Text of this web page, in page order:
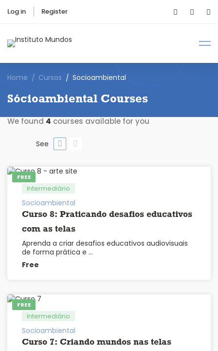
Log in Register
Home Cursos Socioambiental
Sócioambiental Courses
We found 4 courses available for you
See
FREE
Intermediário
Socioambiental
Curso 8: Praticando desafios educativos
com as telas
Aprenda a criar desafios educativos audiovisuais
de forma prática e …
Free
FREE
Intermediário
Socioambiental
Curso 7: Criando mundos nas telas